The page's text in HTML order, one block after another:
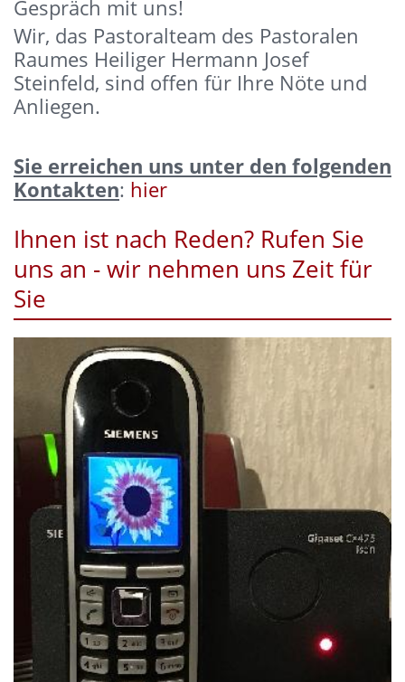
Gespräch mit uns!
Wir, das Pastoralteam des Pastoralen
Raumes Heiliger Hermann Josef
Steinfeld, sind offen für Ihre Nöte und
Anliegen.
Sie erreichen uns unter den folgenden
Kontakten: hier
Ihnen ist nach Reden? Rufen Sie
uns an - wir nehmen uns Zeit für
Sie